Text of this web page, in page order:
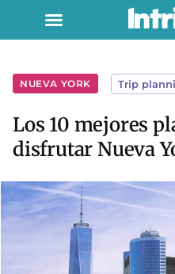
NUEVA YORK Trip
Los 10 mejores
disfrutar Nueva